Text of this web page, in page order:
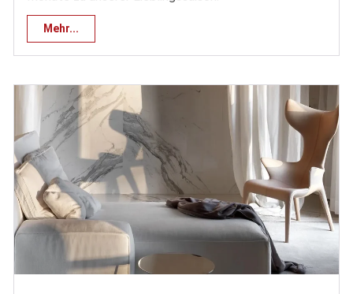
Mehr...